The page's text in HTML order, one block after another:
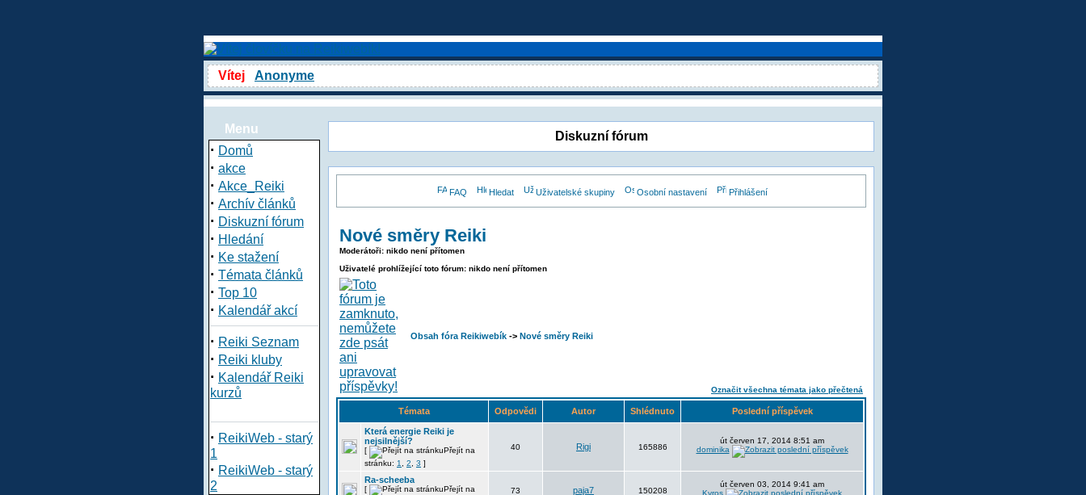
Vítej Anonyme
Menu
· Domů
· akce
· Akce_Reiki
· Archív článků
· Diskuzní fórum
· Hledání
· Ke stažení
· Témata článků
· Top 10
· Kalendář akcí
· Reiki Seznam
· Reiki kluby
· Kalendář Reiki
kurzů
· ReikiWeb - starý
1
· ReikiWeb - starý
2
Diskuzní fórum
FAQ Hledat Uživatelské skupiny Osobní nastavení Přihlášení
Nové směry Reiki
Moderátoři: nikdo není přítomen
Uživatelé prohlížející toto fórum: nikdo není přítomen
Obsah fóra Reikiwebík -> Nové směry Reiki
Označit všechna témata jako přečtená
Témata Odpovědi Autor Shlédnuto Poslední příspěvek
Která energie Reiki je
nejsilnější?
[
Přejít na
stránku: 1 2 3 ]
40 Rigi 165886
út červen 17, 2014 8:51 am
dominika
Ra-scheeba
[
Přejít na
73 paja7 150208
út červen 03, 2014 9:41 am
Kyros